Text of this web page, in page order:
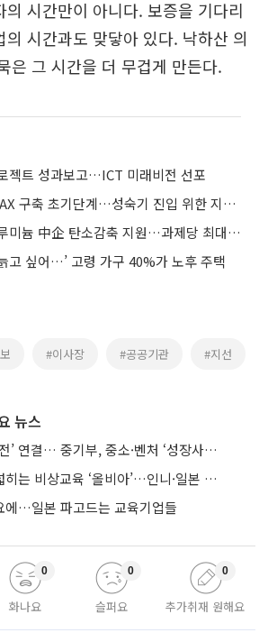
의 시간만이 아니다. 보증을 기다리
의 시간과도 맞닿아 있다. 낙하산 의
은 그 시간을 더 무겁게 만든다.
젝트 성과보고…ICT 미래비전 선포
기보 “중기벤처 AX 구축 초기단계…성숙기 진입 위한 지원 필요”
중기부, 철강·알루미늄 中企 탄소감축 지원…과제당 최대 55억
고 싶어…’ 고령 가구 40%가 노후 주택
#이사장 #공공기관 #지선
뉴스
‘창업-도약-재도전’ 연결… 중기부, 중소·벤처 ‘성장사다리’ 짓는다
우즈벡서 보폭 넓히는 비상교육 ‘올비아’…인니·일본 진출 타진
에…일본 파고드는 교육기업들
화나요
0
슬퍼요
0
추가취재 원해요
0